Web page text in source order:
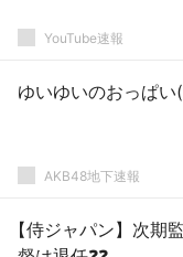
YouTube速報
ゆいゆいのおっぱ
AKB48地下速報
【侍ジャパン】次期